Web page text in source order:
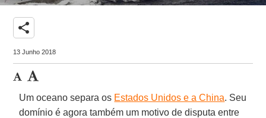
share
13 Junho 2018
Um oceano separa os Estados Unidos e a China. Seu
domínio é agora também um motivo de disputa entre